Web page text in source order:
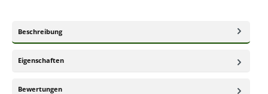
Beschreibung
Eigenschaften
Bewertungen